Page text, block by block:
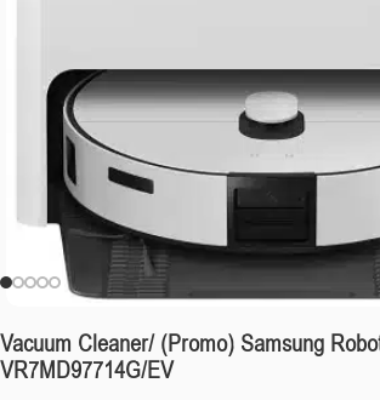
Vacuum Cleaner/ (Promo) Samsung
VR7MD97714G/EV